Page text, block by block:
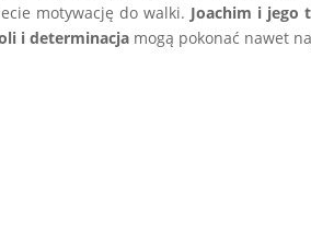
motywację do walki. Joachim i jego
i determinacja mogą pokonać nawet